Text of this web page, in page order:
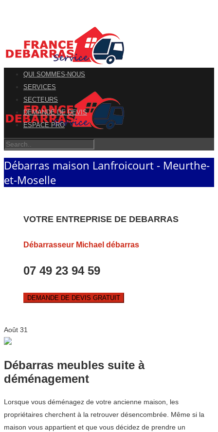
QUI SOMMES-NOUS
SERVICES
SECTEURS
DEMANDE DE DEVIS
ESPACE PRO
Débarras maison Lanfroicourt - Meurthe-
et-Moselle
VOTRE ENTREPRISE DE DEBARRAS
Débarrasseur Michael débarras
07 49 23 94 59
DEMANDE DE DEVIS GRATUIT
Août 31
Débarras meubles suite à
déménagement
Lorsque vous déménagez de votre ancienne maison, les
propriétaires cherchent à la retrouver désencombrée. Même si la
maison vous appartient et que vous décidez de prendre un